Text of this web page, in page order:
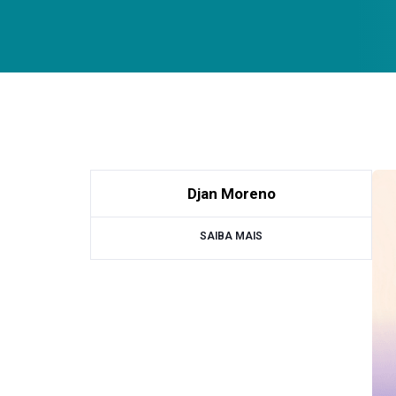
Djan Moreno
SAIBA MAIS